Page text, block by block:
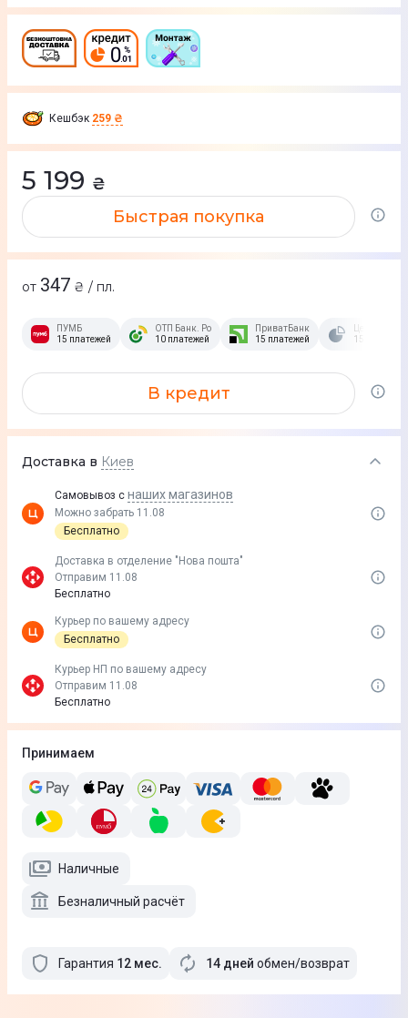
Кешбэк 259 ₴
5 199 ₴
Быстрая покупка
от 347 ₴ / пл.
ПУМБ
15 платежей
ОТП Банк. Розстрочка Скибочка.
10 платежей
ПриватБанк
15 платежей
15 платежей
В кредит
Доставка в Киев
Самовывоз с наших магазинов
Можно забрать 11.08
Бесплатно
Доставка в отделение "Нова пошта"
Отправим 11.08
Бесплатно
Курьер по вашему адресу
Бесплатно
Курьер НП по вашему адресу
Отправим 11.08
Бесплатно
Принимаем
Наличные
Безналичный расчёт
Гарантия 12 мес. 14 дней обмен/возврат